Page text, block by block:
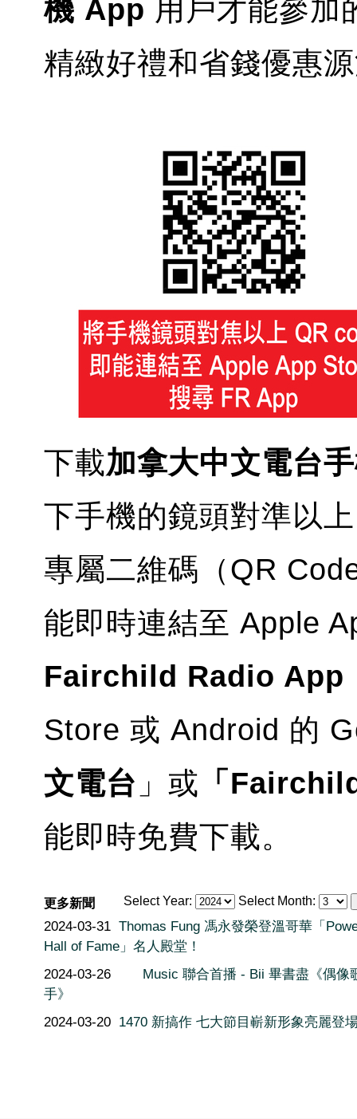
機 App 用戶才能參加
精緻好禮和省錢優惠
下載加拿大中文電台
下手機的鏡頭對準以
專屬二維碼（QR
能即時連結至 Apple
Fairchild Radio App
Store 或 Android 的
文電台 」或 「
能即時免費下載。
Select Year: Select Month:
更多新聞
2024-03-31 Thomas Fung 馮永發榮登溫哥華「
Hall of Fame」名人殿堂！
2024-03-26
Music 聯合首播 - Bii 畢書盡《偶像
手》
2024-03-20 1470 新搞作 七大節目嶄新形象亮麗登